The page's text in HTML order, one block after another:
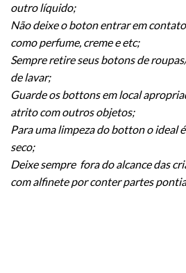
outro líquido;
Não deixe o boton entrar em
como perfume, creme e etc;
Sempre retire seus botons de
de lavar;
Guarde os bottons em local
atrito com outros objetos;
Para uma limpeza do botton o ideal
seco;
Deixe sempre fora do alcance das
com alfinete por conter partes